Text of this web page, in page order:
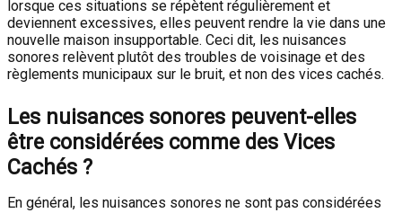
lorsque ces situations se répètent régulièrement et
deviennent excessives, elles peuvent rendre la vie dans une
nouvelle maison insupportable. Ceci dit, les nuisances
sonores relèvent plutôt des troubles de voisinage et des
règlements municipaux sur le bruit, et non des vices cachés.
Les nuisances sonores peuvent-elles
être considérées comme des Vices
Cachés ?
En général, les nuisances sonores ne sont pas considérées